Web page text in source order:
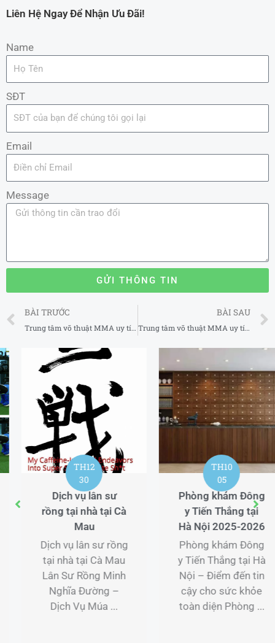
Liên Hệ Ngay Để Nhận Ưu Đãi!
Name
SĐT
Email
Message
GỬI THÔNG TIN
Prev
BÀI TRƯỚC
Trung tâm võ thuật MMA uy tín tại Quận 5 TP Hồ Chí Minh
BÀI SAU
Trung tâm võ thuật MMA uy tín tại Quận 7 TP Hồ Chí Minh
TH10
05
Phòng khám Đông
y Tiến Thắng tại
Hà Nội 2025-2026
Phòng khám Đông
y Tiến Thắng tại Hà
Nội – Điểm đến tin
cậy cho sức khỏe
toàn diện Phòng ...
TH12
25
Dụng cụ tập
Ba Đình Hà Nội
2025
Dụng cụ tập
Boxing tại tại Quận
Ba Đình Hà Nội với
chương trình đào
tạo từ cơ bản đến
nâng cao tại
VimiDo Boxing. ...